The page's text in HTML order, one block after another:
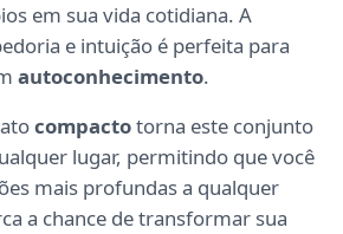
em sua vida cotidiana. A
e intuição é perfeita para
autoconhecimento.
compactotorna este conjunto
lugar, permitindo que você
mais profundas a qualquer
a chance de transformar sua